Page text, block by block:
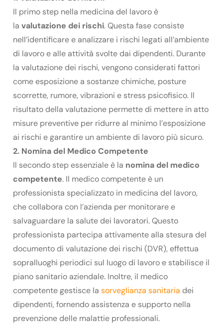
Il primo step nella medicina del lavoro è
la valutazione dei rischi. Questa fase consiste
nell’identificare e analizzare i rischi legati all’ambiente
di lavoro e alle attività svolte dai dipendenti. Durante
la valutazione dei rischi, vengono considerati fattori
come esposizione a sostanze chimiche, posture
scorrette, rumore, vibrazioni e stress psicofisico. Il
risultato della valutazione permette di mettere in atto
misure preventive per ridurre al minimo l’esposizione
ai rischi e garantire un ambiente di lavoro più sicuro.
2. Nomina del Medico Competente
Il secondo step essenziale è la nomina del medico
competente. Il medico competente è un
professionista specializzato in medicina del lavoro,
che collabora con l’azienda per monitorare e
salvaguardare la salute dei lavoratori. Questo
professionista partecipa attivamente alla stesura del
documento di valutazione dei rischi (DVR), effettua
sopralluoghi periodici sul luogo di lavoro e stabilisce il
piano sanitario aziendale. Inoltre, il medico
competente gestisce la sorveglianza sanitaria dei
dipendenti, fornendo assistenza e supporto nella
prevenzione delle malattie professionali.